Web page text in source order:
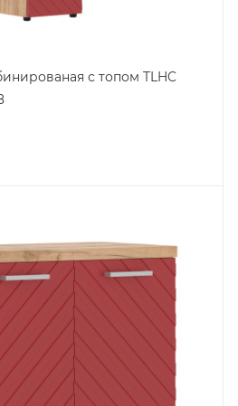
с топом TLHC